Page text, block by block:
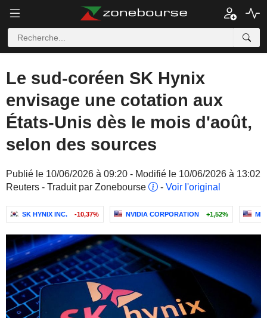
Le sud-coréen SK Hynix
envisage une cotation aux
États-Unis dès le mois d'août,
selon des sources
Publié le 10/06/2026 à 09:20 - Modifié le 10/06/2026 à 13:02
Reuters - Traduit par Zonebourse
- Voir l'original
SK HYNIX INC. -10,37% NVIDIA CORPORATION +1,52%